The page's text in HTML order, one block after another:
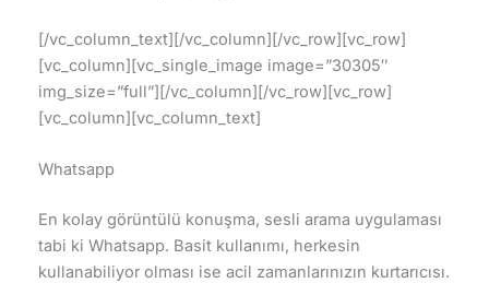
[/vc_column_text][/vc_column][/vc_row][vc_row]
[vc_column][vc_single_image image=”30305″
img_size=”full”][/vc_column][/vc_row][vc_row]
[vc_column][vc_column_text]
Whatsapp
En kolay görüntülü konuşma, sesli arama uygulaması
tabi ki Whatsapp. Basit kullanımı, herkesin
kullanabiliyor olması ise acil zamanlarınızın kurtarıcısı.